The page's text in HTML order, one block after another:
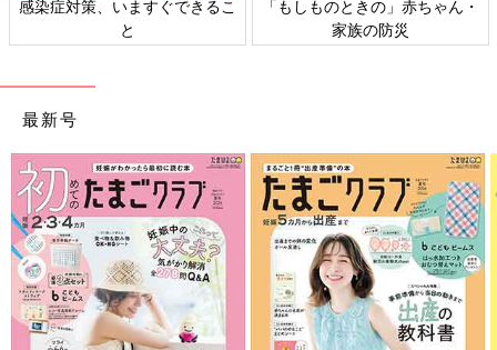
感染症対策、いますぐできるこ
と
「もしものときの」赤ちゃん・
家族の防災
最新号